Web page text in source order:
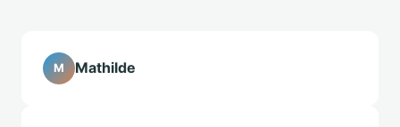
M Mathilde